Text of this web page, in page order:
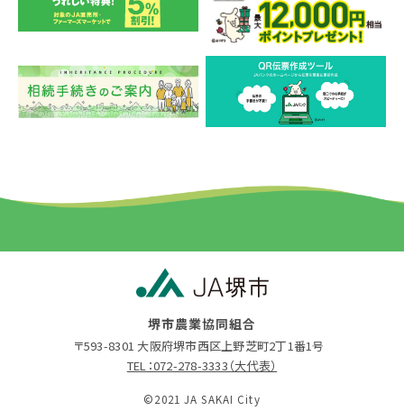
堺市農業協同組合
〒593-8301 大阪府堺市西区上野芝町2丁1番1号
TEL：072-278-3333（大代表）
©2021 JA SAKAI City